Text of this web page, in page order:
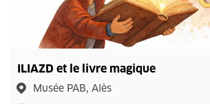
ILIAZD et le livre magique
Musée PAB, Alès